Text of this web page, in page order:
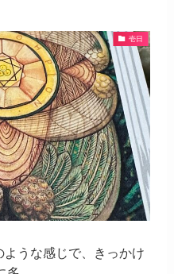
壱日
うな感じで、きっかけ